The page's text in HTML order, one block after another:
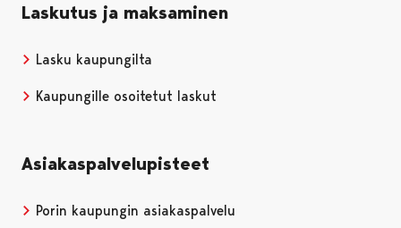
Laskutus ja maksaminen
Lasku kaupungilta
Kaupungille osoitetut laskut
Asiakaspalvelupisteet
Porin kaupungin asiakaspalvelu